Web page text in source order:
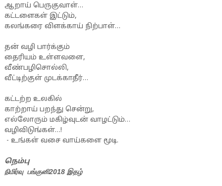
ஆறாய் பெருகுவாள்…
கட்டளைகள் இட்டும்,
கலங்கரை விளக்காய் நிற்பாள்…
தன் வழி பார்க்கும்
தைரியம் உள்ளவளை,
வீண்பழிசொல்லி,
வீட்டிற்குள் முடக்காதீர்…
கட்டற்ற உலகில்
காற்றாய் பறந்து சென்று,
எல்லோரும் மகிழ்வுடன் வாழட்டும்…
வழிவிடுங்கள்…!
- உங்கள் வசை வாய்களை மூடி.
நெம்பு
நிமிர்வு பங்குனி2018 இதழ்